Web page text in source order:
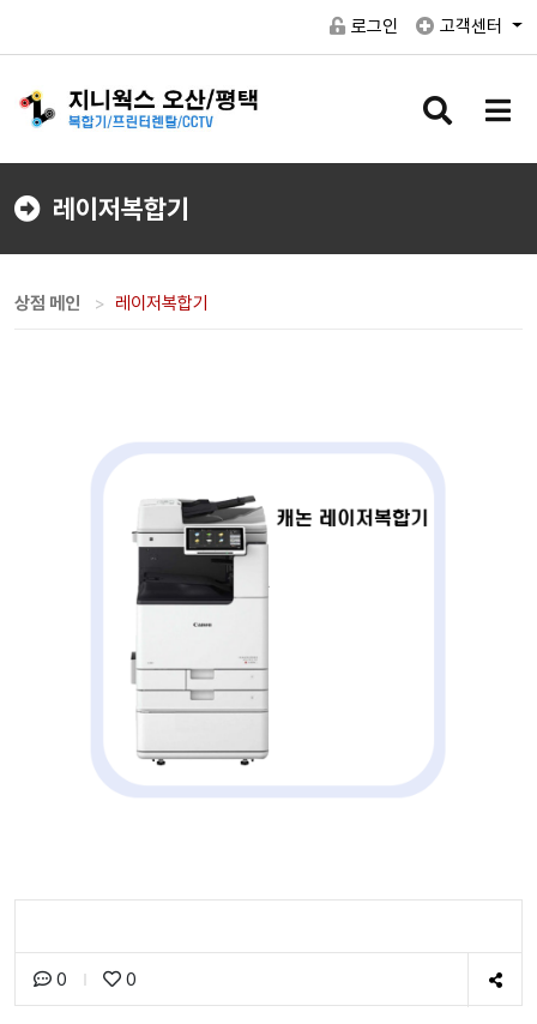
로그인 고객센터
검
버
메
버
레이저복합기
상점 메인 레이저복합기
0 0